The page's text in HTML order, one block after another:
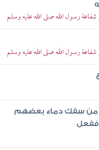
شفاعة رسول الله صلى الله عليه وسلم
شفاعة رسول الله صلى الله عليه وسلم
من سفك دماء بعضهم
ففعل